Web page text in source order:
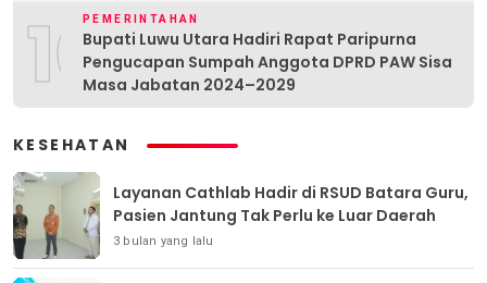
10PEMERINTAHAN
Bupati Luwu Utara Hadiri Rapat Paripurna
Pengucapan Sumpah Anggota DPRD PAW Sisa
Masa Jabatan 2024–2029
KESEHATAN
Layanan Cathlab Hadir di RSUD Batara Guru,
Pasien Jantung Tak Perlu ke Luar Daerah
3 bulan yang lalu